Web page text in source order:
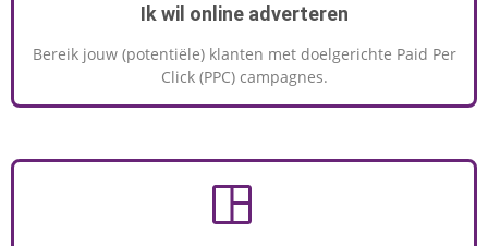
Ik wil online adverteren
Bereik jouw (potentiële) klanten met doelgerichte Paid Per
Click (PPC) campagnes.